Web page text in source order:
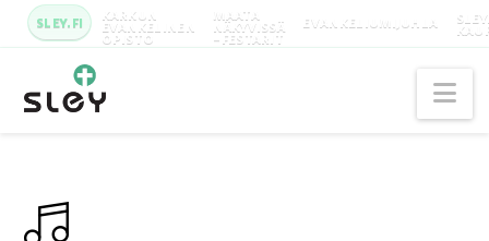
SLEY.FI KARKUN
EVANKELINEN
OPISTO
MAATA
NÄKYVISSÄ
-FESTARIT
EVANKELIUMIJUHLA